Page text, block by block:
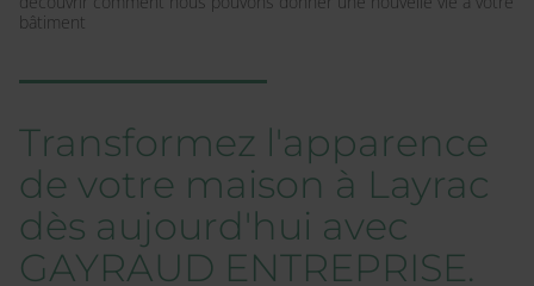
bâtiment
Transformez l'apparence
de votre maison à Layrac
dès aujourd'hui avec
GAYRAUD ENTREPRISE.